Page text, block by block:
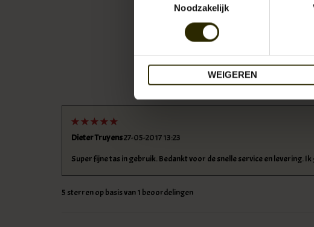
Noodzakelijk
WEIGEREN
Dieter Truyens27-05-2017 13:23
Super fijne tas in gebruik. Bedankt voor de snelle service en levering.
5 sterren op basis van1 beoordelingen